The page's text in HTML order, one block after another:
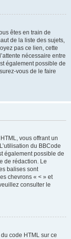
êtes en train de
de la liste des sujets,
pas ce lien, cette
nécessaire entre
également possible de
vous de le faire
vous offrant un
du BBCode
également possible de
de rédaction. Le
balises sont
chevrons « < » et
consulter le
code HTML sur ce